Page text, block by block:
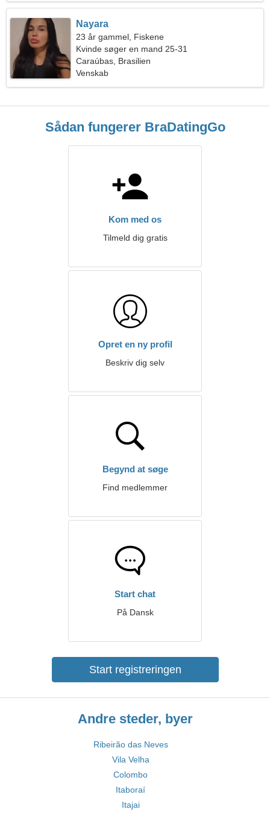
Nayara
23 år gammel, Fiskene
Kvinde søger en mand 25-31
Caraúbas, Brasilien
Venskab
Sådan fungerer BraDatingGo
Kom med os
Tilmeld dig gratis
Opret en ny profil
Beskriv dig selv
Begynd at søge
Find medlemmer
Start chat
På Dansk
Start registreringen
Andre steder, byer
Ribeirão das Neves
Vila Velha
Colombo
Itaboraí
Itajai